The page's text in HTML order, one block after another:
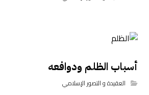
أسباب الظلم ودوافعه
العقيدة و التصور الإسلامي